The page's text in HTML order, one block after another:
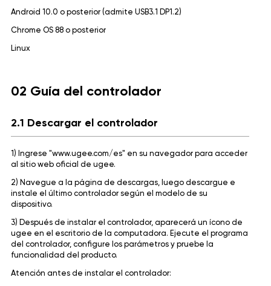
Android 10.0 o posterior (admite USB3.1 DP1.2)
Chrome OS 88 o posterior
Linux
02 Guía del controlador
2.1 Descargar el controlador
1) Ingrese "www.ugee.com/es" en su navegador para acceder
al sitio web oficial de ugee.
2) Navegue a la página de descargas, luego descargue e
instale el último controlador según el modelo de su
dispositivo.
3) Después de instalar el controlador, aparecerá un ícono de
ugee en el escritorio de la computadora. Ejecute el programa
del controlador, configure los parámetros y pruebe la
funcionalidad del producto.
Atención antes de instalar el controlador: